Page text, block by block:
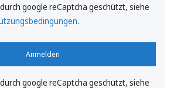
google reCaptcha geschützt, siehe
.
Anmelden
google reCaptcha geschützt, siehe